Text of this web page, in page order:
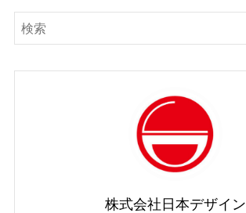
株式会社日本デザイン